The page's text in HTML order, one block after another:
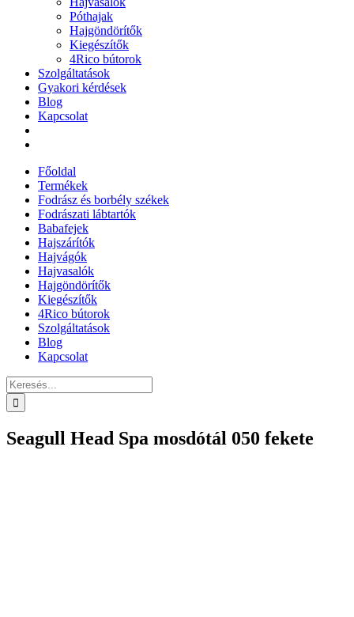
Póthajak
Hajgöndörítők
Kiegészítők
4Rico bútorok
Szolgáltatások
Gyakori kérdések
Blog
Kapcsolat
Főoldal
Termékek
Fodrász és borbély székek
Fodrászati lábtartók
Babafejek
Hajszárítók
Hajvágók
Hajvasalók
Hajgöndörítők
Kiegészítők
4Rico bútorok
Szolgáltatások
Blog
Kapcsolat
Keresés...
Seagull Head Spa mosdótál 050 fekete